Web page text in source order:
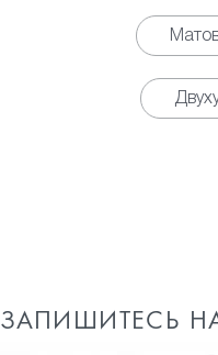
ЗАПИШИТЕСЬ